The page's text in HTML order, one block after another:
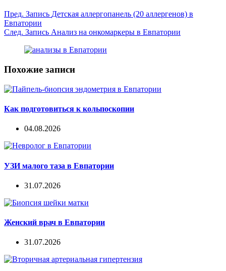
Пред. Запись Детская аллергопанель (20 аллергенов) в
Евпатории
След. Запись Анализ на онкомаркеры в Евпатории
Похожие записи
Как подготовиться к кольпоскопии
04.08.2026
УЗИ малого таза в Евпатории
31.07.2026
Женский врач в Евпатории
31.07.2026